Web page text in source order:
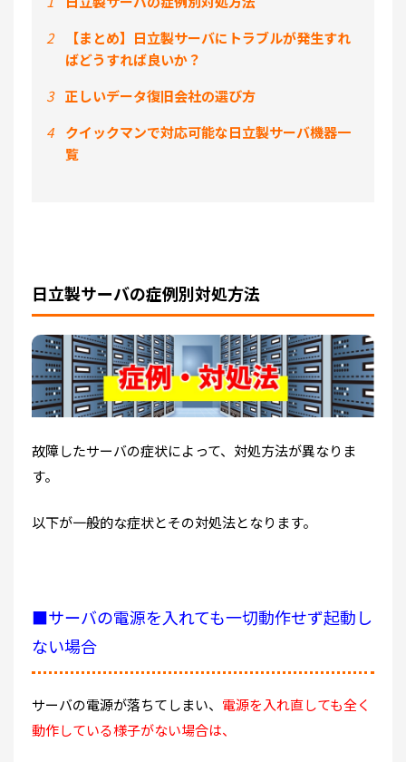
2
【まとめ】日立製サーバにトラブルが発生すれ
ばどうすれば良いか？
3
正しいデータ復旧会社の選び方
4
クイックマンで対応可能な日立製サーバ機器一
覧
日立製サーバの症例別対処方法
故障したサーバの症状によって、対処方法が異なりま
す。
以下が一般的な症状とその対処法となります。
■サーバの電源を入れても一切動作せず起動し
ない場合
サーバの電源が落ちてしまい、 電源を入れ直しても全く
動作している様子がない場合は、